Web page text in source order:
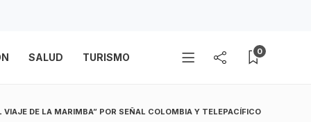
SALUD TURISMO 0
VIAJE DE LA MARIMBA” POR SEÑAL COLOMBIA Y TELEPACÍFICO